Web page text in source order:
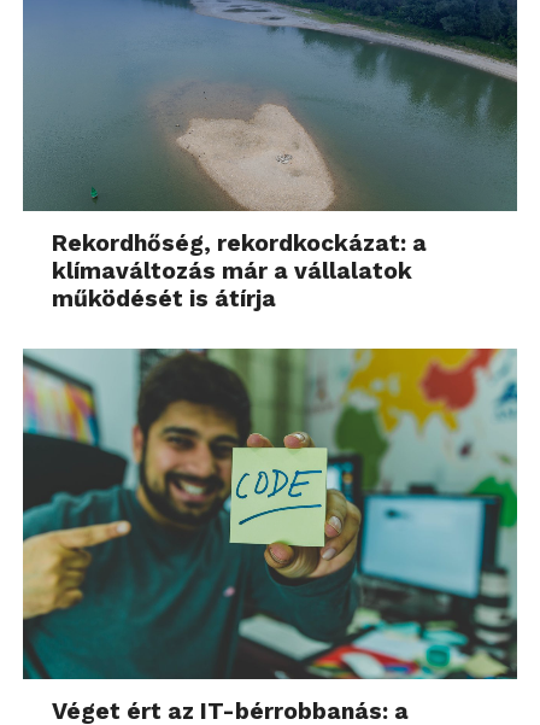
Rekordhőség, rekordkockázat: a
klímaváltozás már a vállalatok
működését is átírja
Véget ért az IT-bérrobbanás: a